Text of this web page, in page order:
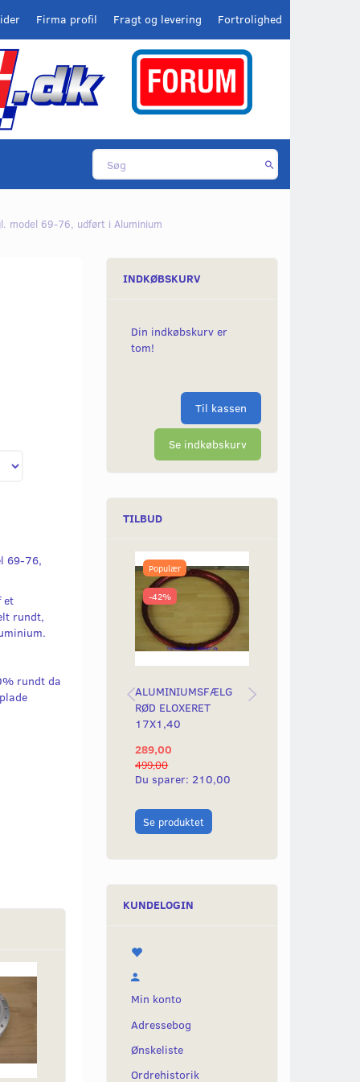
Fortrolighed
Fragt og levering
Firma profil
model 69-76, udført i Aluminium
69-76,
et
rundt,
rundt da
INDKØBSKURV
Din indkøbskurv er
tom!
Til kassen
Se indkøbskurv
TILBUD
Populær
-42%
ALUMINIUMSFÆLG
RØD ELOXERET
17X1,40
289,00
499,00
Du sparer: 210,00
Se produktet
KUNDELOGIN
Min konto
Adressebog
Ønskeliste
Ordrehistorik